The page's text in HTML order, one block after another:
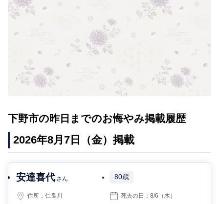
下野市の昨日までのお悔やみ掲載履歴
2026年8月7日（金）掲載
安達喜代 さん 80歳
住所：仁良川 死去の日：8/6 （木）